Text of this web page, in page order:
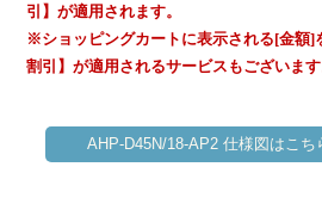
引】が適用されます。
※ショッピングカートに表示される[金額]
割引】が適用されるサービスもございます
AHP-D45N/18-AP2 仕様図はこち